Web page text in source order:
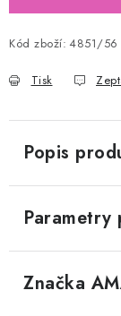
Kód zboží: 4851/56
Tisk
Popis
Parametry
Značka